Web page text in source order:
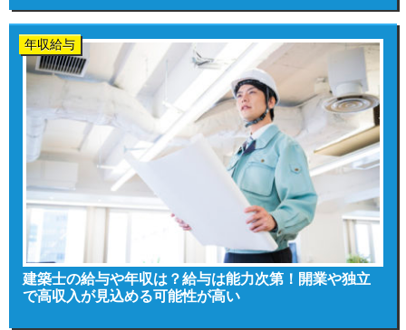
年収給与
建築士の給与や年収は？給与は能力次第！開業や独立
で高収入が見込める可能性が高い